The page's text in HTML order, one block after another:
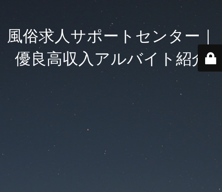
風俗求人サポートセンター｜
優良高収入アルバイト紹介